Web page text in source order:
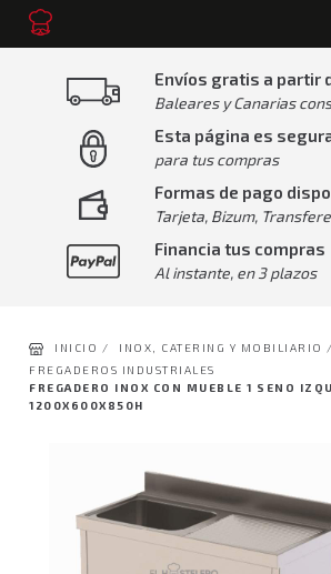
Envíos gratis a partir
Baleares y Canarias
Esta página es
para tus compras
Formas de pago
Tarjeta, Bizum,
Financia tus compras
Al instante, en 3 plazos
INICIO /
INOX, CATERING Y MOBILIARIO /
FREGADEROS INDUSTRIALES
FREGADERO INOX CON MUEBLE 1 SENO
1200X600X850H